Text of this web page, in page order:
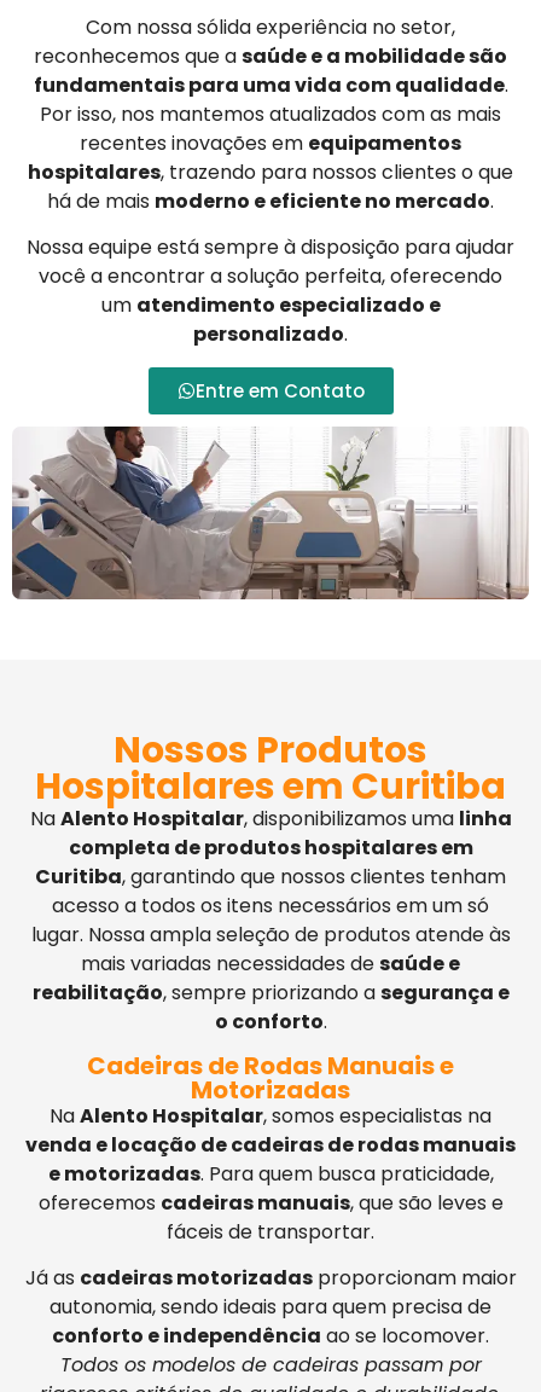
Com nossa sólida experiência no setor,
reconhecemos que asaúde e a mobilidade são
fundamentais para uma vida com qualidade.
Por isso, nos mantemos atualizados com as mais
recentes inovações em equipamentos
hospitalares, trazendo para nossos clientes o que
há de mais moderno e eficiente no mercado.
Nossa equipe está sempre à disposição para ajudar
você a encontrar a solução perfeita, oferecendo
um atendimento especializado e
personalizado.
Entre em Contato
Nossos Produtos
Hospitalares em Curitiba
NaAlento Hospitalar, disponibilizamos uma linha
completa de produtos hospitalares em
Curitiba, garantindo que nossos clientes tenham
acesso a todos os itens necessários em um só
lugar. Nossa ampla seleção de produtos atende às
mais variadas necessidades desaúde e
reabilitação, sempre priorizando asegurança e
o conforto.
Cadeiras de Rodas Manuais e
Motorizadas
NaAlento Hospitalar, somos especialistas na
venda e locação de cadeiras de rodas manuais
e motorizadas. Para quem busca praticidade,
oferecemos cadeiras manuais, que são leves e
fáceis de transportar.
Já as cadeiras motorizadasproporcionam maior
autonomia, sendo ideais para quem precisa de
conforto e independência ao se locomover.
Todos os modelos de cadeiras passam por